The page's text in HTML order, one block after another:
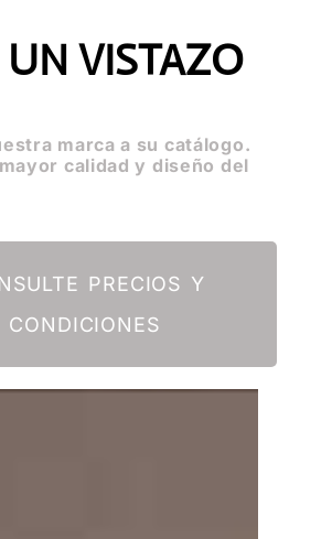
UN VISTAZO
marca a su catálogo.
calidad y diseño del
PRECIOS Y
CONDICIONES